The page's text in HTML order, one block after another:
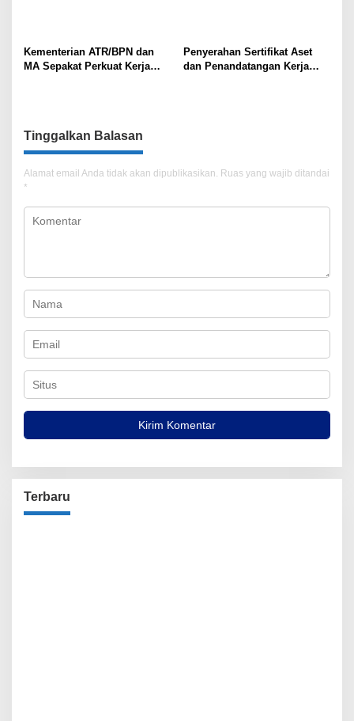
Kementerian ATR/BPN dan
MA Sepakat Perkuat Kerja
Penyerahan Sertifikat Aset
dan Penandatangan Kerja
Tinggalkan Balasan
Alamat email Anda tidak akan dipublikasikan. Ruas yang wajib ditandai
*
Terbaru